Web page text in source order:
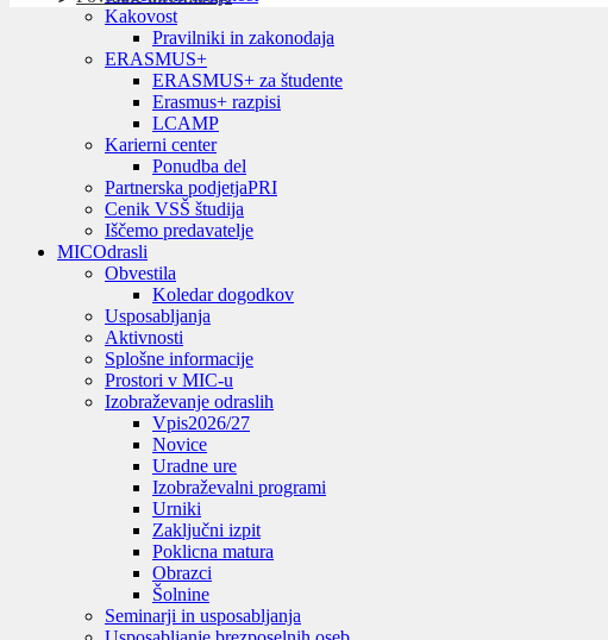
Kakovost
Pravilniki in zakonodaja
ERASMUS+
ERASMUS+ za študente
Erasmus+ razpisi
LCAMP
Karierni center
Ponudba del
Partnerska podjetjaPRI
Cenik VSŠ študija
Iščemo predavatelje
MICOdrasli
Obvestila
Koledar dogodkov
Usposabljanja
Aktivnosti
Splošne informacije
Prostori v MIC-u
Izobraževanje odraslih
Vpis2026/27
Novice
Uradne ure
Izobraževalni programi
Urniki
Zaključni izpit
Poklicna matura
Obrazci
Šolnine
Seminarji in usposabljanja